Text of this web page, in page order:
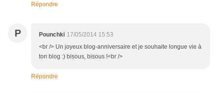
Répondre
P Pounchki 17/05/2014 15:53
<br /> Un joyeux blog-anniversaire et je souhaite longue vie à
ton blog :) bisous, bisous !<br />
Répondre